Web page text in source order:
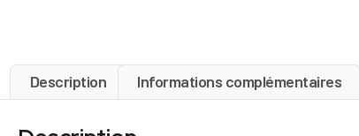
Description Informations complémentaires